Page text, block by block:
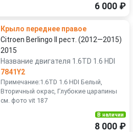
6 000 ₽
Крыло переднее правое
Citroen Berlingo II рест. (2012—2015)
2015
Название двигателя 1.6TD 1.6 HDI
7841Y2
Примечание:1.6TD 1.6 HDI Белый,
Вторичный окрас, Глубокие царапины
см. фото vit 187
В наличии
8 000 ₽